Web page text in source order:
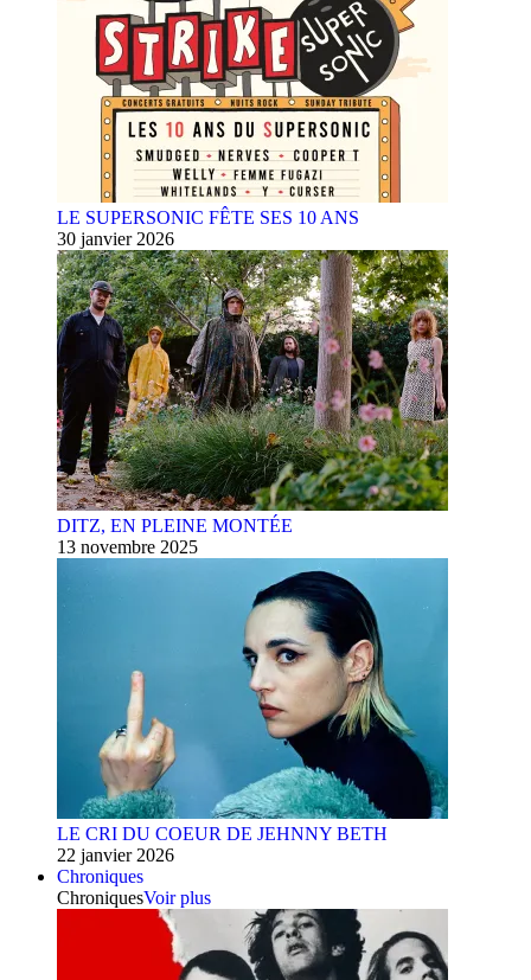
LE SUPERSONIC FÊTE SES 10 ANS
30 janvier 2026
DITZ, EN PLEINE MONTÉE
13 novembre 2025
LE CRI DU COEUR DE JEHNNY BETH
22 janvier 2026
Chroniques
ChroniquesVoir plus